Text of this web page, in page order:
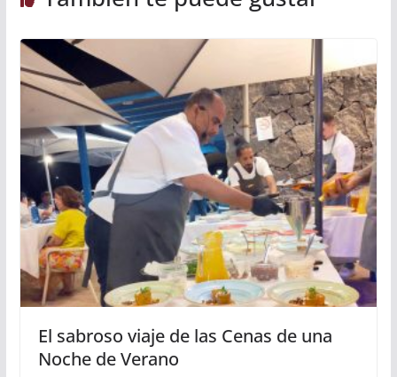
El sabroso viaje de las Cenas de una
Noche de Verano